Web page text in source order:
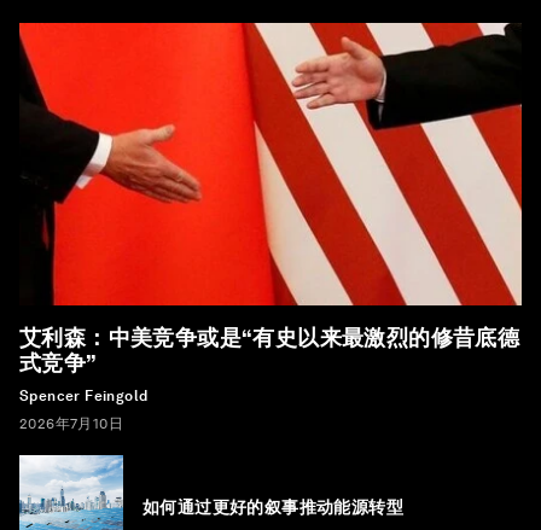
艾利森：中美竞争或是“有史以来最激烈的修昔底德
式竞争”
Spencer Feingold
2026年7月10日
如何通过更好的叙事推动能源转型